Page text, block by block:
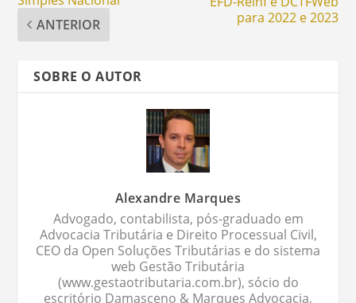
ANTERIOR
para 2022 e 2023
SOBRE O AUTOR
Alexandre Marques
Advogado, contabilista, pós-graduado em
Advocacia Tributária e Direito Processual Civil,
CEO da Open Soluções Tributárias e do sistema
web Gestão Tributária
(www.gestaotributaria.com.br), sócio do
escritório Damasceno & Marques Advocacia,